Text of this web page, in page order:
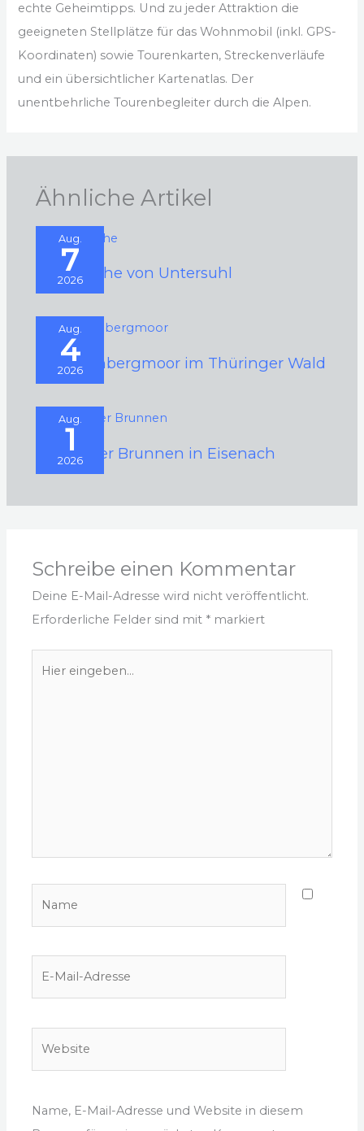
echte Geheimtipps. Und zu jeder Attraktion die
geeigneten Stellplätze für das Wohnmobil (inkl. GPS-
Koordinaten) sowie Tourenkarten, Streckenverläufe
und ein übersichtlicher Kartenatlas. Der
unentbehrliche Tourenbegleiter durch die Alpen.
Ähnliche Artikel
Aug.
7
2026
Rundkirche von Untersuhl
Aug.
4
2026
Schützenbergmoor im Thüringer Wald
Aug.
1
2026
Schwarzer Brunnen in Eisenach
Schreibe einen Kommentar
Deine E-Mail-Adresse wird nicht veröffentlicht.
Erforderliche Felder sind mit * markiert
Name, E-Mail-Adresse und Website in diesem